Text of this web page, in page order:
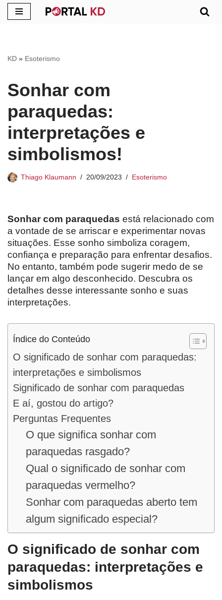
conteúdo
KD » Esoterismo
Sonhar com
paraquedas:
interpretações e
simbolismos!
Thiago Klaumann 20/09/2023 Esoterismo
Sonhar com paraquedas está relacionado com
a vontade de se arriscar e experimentar novas
situações. Esse sonho simboliza coragem,
confiança e preparação para enfrentar desafios.
No entanto, também pode sugerir medo de se
lançar em algo desconhecido. Descubra os
detalhes desse interessante sonho e suas
interpretações.
Índice do Conteúdo
O significado de sonhar com paraquedas:
interpretações e simbolismos
Significado de sonhar com paraquedas
E aí, gostou do artigo?
Perguntas Frequentes
O que significa sonhar com
paraquedas rasgado?
Qual o significado de sonhar com
paraquedas vermelho?
Sonhar com paraquedas aberto tem
algum significado especial?
O significado de sonhar com
paraquedas: interpretações e
simbolismos